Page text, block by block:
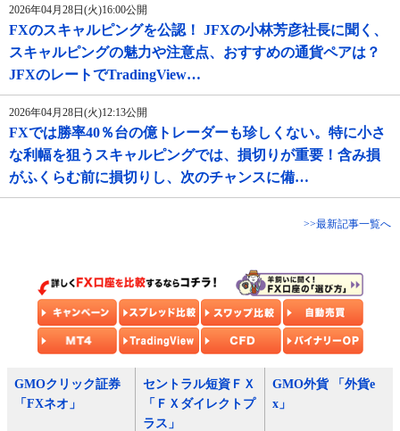
2026年04月28日(火)16:00公開
FXのスキャルピングを公認！ JFXの小林芳彦社長に聞く、
スキャルピングの魅力や注意点、おすすめの通貨ペアは？
JFXのレートでTradingView…
2026年04月28日(火)12:13公開
FXでは勝率40％台の億トレーダーも珍しくない。特に小さ
な利幅を狙うスキャルピングでは、損切りが重要！含み損
がふくらむ前に損切りし、次のチャンスに備…
>>最新記事一覧へ
GMOクリック証券
「FXネオ」
セントラル短資ＦＸ
「ＦＸダイレクトプ
ラス」
GMO外貨 「外貨e
x」